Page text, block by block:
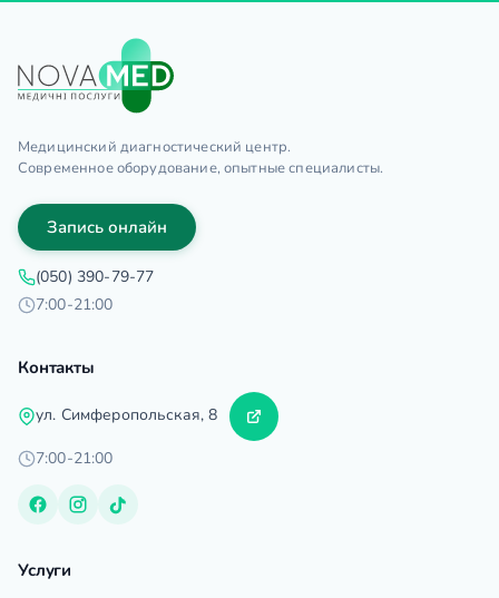
Медицинский диагностический центр.
Современное оборудование, опытные специалисты.
Запись онлайн
(050) 390-79-77
7:00-21:00
Контакты
ул. Симферопольская, 8
7:00-21:00
Услуги